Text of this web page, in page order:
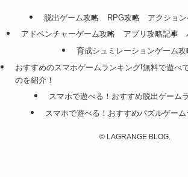
脱出ゲーム攻略 RPG攻略
アクショ
アドベンチャーゲーム攻略
アプリ攻略記事
育成シュミレーションゲーム攻
おすすめのスマホゲームランキング!無料で遊べ
のを紹介！
スマホで遊べる！おすすめ脱出ゲーム
スマホで遊べる！おすすめパズルゲー
© LAGRANGE BLOG.